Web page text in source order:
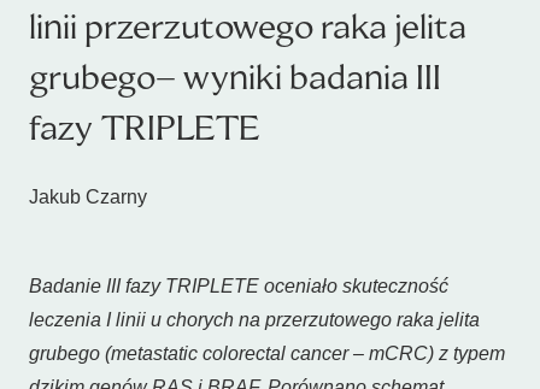
linii przerzutowego raka jelita
grubego– wyniki badania III
fazy TRIPLETE
Jakub Czarny
Badanie III fazy TRIPLETE oceniało skuteczność
leczenia I linii u chorych na przerzutowego raka jelita
grubego (metastatic colorectal cancer – mCRC) z typem